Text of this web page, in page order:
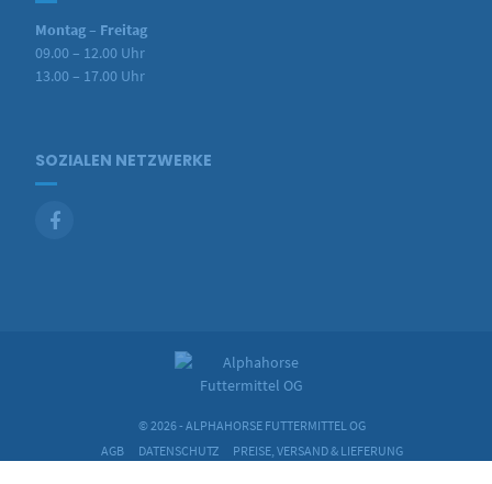
Montag – Freitag
09.00 – 12.00 Uhr
13.00 – 17.00 Uhr
SOZIALEN NETZWERKE
© 2026 - ALPHAHORSE FUTTERMITTEL OG
AGB
DATENSCHUTZ
PREISE, VERSAND & LIEFERUNG